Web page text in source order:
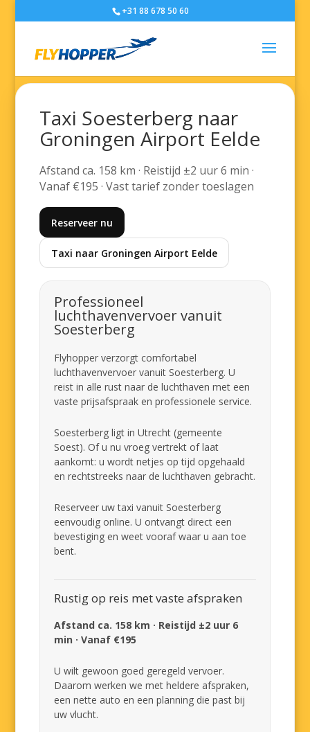
+31 88 678 50 60
Taxi Soesterberg naar
Groningen Airport Eelde
Afstand ca. 158 km · Reistijd ±2 uur 6 min ·
Vanaf €195 · Vast tarief zonder toeslagen
Reserveer nu
Taxi naar Groningen Airport Eelde
Professioneel
luchthavenvervoer vanuit
Soesterberg
Flyhopper verzorgt comfortabel
luchthavenvervoer vanuit Soesterberg. U
reist in alle rust naar de luchthaven met een
vaste prijsafspraak en professionele service.
Soesterberg ligt in Utrecht (gemeente
Soest). Of u nu vroeg vertrekt of laat
aankomt: u wordt netjes op tijd opgehaald
en rechtstreeks naar de luchthaven gebracht.
Reserveer uw taxi vanuit Soesterberg
eenvoudig online. U ontvangt direct een
bevestiging en weet vooraf waar u aan toe
bent.
Rustig op reis met vaste afspraken
Afstand ca. 158 km · Reistijd ±2 uur 6
min · Vanaf €195
U wilt gewoon goed geregeld vervoer.
Daarom werken we met heldere afspraken,
een nette auto en een planning die past bij
uw vlucht.